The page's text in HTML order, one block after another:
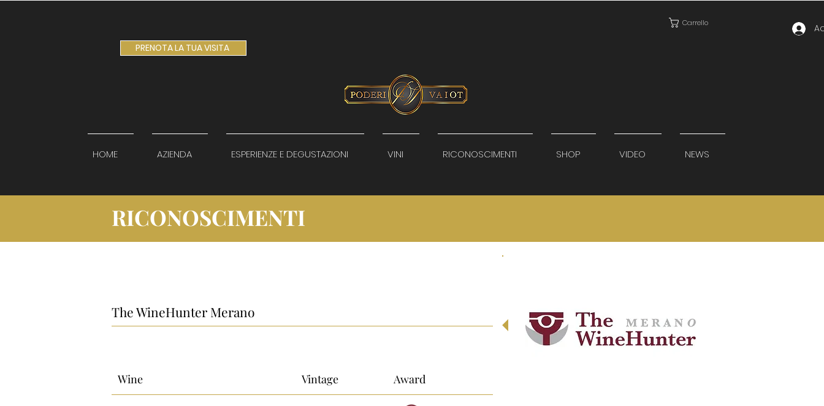
PRENOTA LA TUA VISITA
Carrello
HOME AZIENDA ESPERIENZE E DEGUSTAZIONI VINI RICONOSCIMENTI SHOP VIDEO NEWS
RICONOSCIMENTI
The WineHunter Merano
Wine Vintage Award